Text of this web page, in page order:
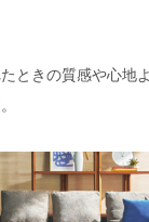
ときの質感や心地